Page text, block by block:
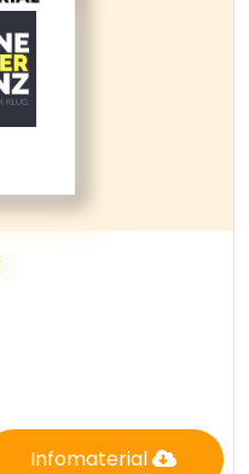
Infomaterial